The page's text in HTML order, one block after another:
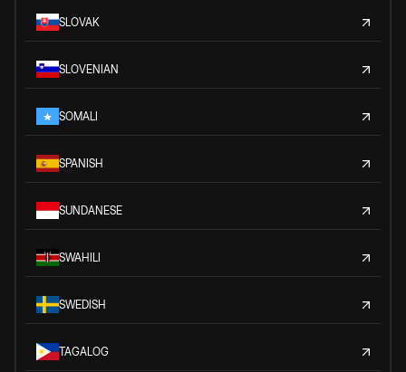
SLOVAK
SLOVENIAN
SOMALI
SPANISH
SUNDANESE
SWAHILI
SWEDISH
TAGALOG